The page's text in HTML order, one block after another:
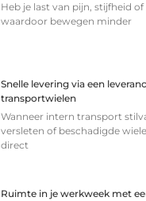
Heb je last van pijn, stijfheid of
waardoor bewegen minder
Snelle levering via een
transportwielen
Wanneer intern transport
versleten of beschadigde
direct
Ruimte in je werkweek met